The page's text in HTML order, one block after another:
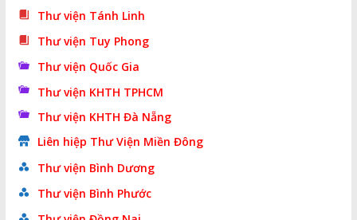
Thư viện Tánh Linh
Thư viện Tuy Phong
Thư viện Quốc Gia
Thư viện KHTH TPHCM
Thư viện KHTH Đà Nẵng
Liên hiệp Thư Viện Miền Đông
Thư viện Bình Dương
Thư viện Bình Phước